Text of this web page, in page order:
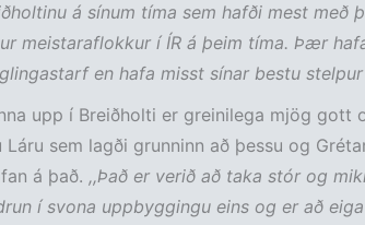
á sínum tíma sem hafði mest með
meistaraflokkur í ÍR á þeim tíma. Þær
en hafa misst sínar bestu stelpur
upp í Breiðholti er greinilega mjög gott
sem lagði grunninn að þessu og
á það. ,,Það er verið að taka stór og
í svona uppbyggingu eins og er að